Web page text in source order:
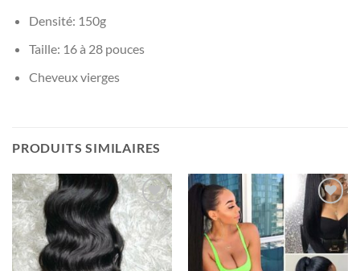
Densité: 150g
Taille: 16 à 28 pouces
Cheveux vierges
PRODUITS SIMILAIRES
Ajouter
à la
wishlist
Ajouter
à la
wishlist